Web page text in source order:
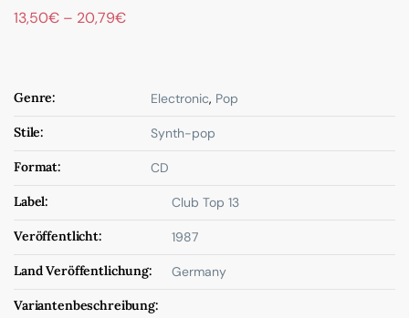
13,50€ – 20,79€
Genre: Electronic, Pop
Stile: Synth-pop
Format: CD
Label: Club Top 13
Veröffentlicht: 1987
Land Veröffentlichung: Germany
Variantenbeschreibung: